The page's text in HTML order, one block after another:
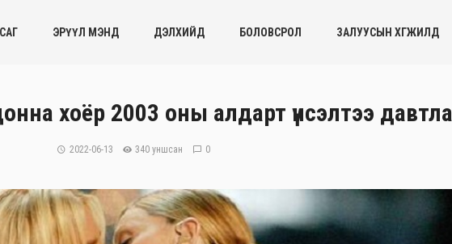
ЭРҮҮЛ МЭНД ДЭЛХИЙД БОЛОВСРОЛ ЗАЛУУСЫН ХӨГЖИЛД
хоёр 2003 оны алдарт үнсэлтээ
2022-06-13 340 уншсан 0